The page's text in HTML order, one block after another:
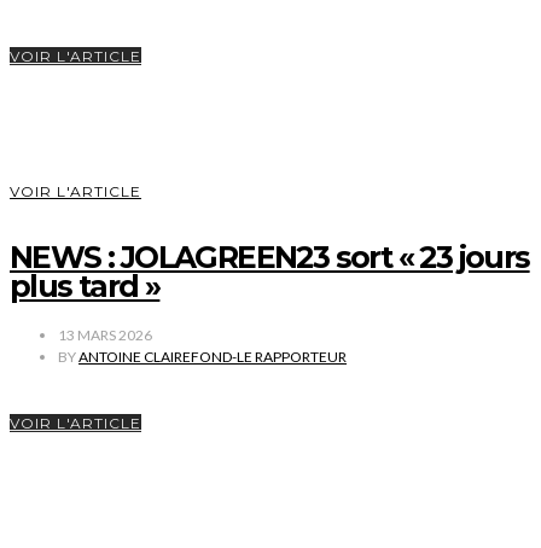
VOIR L'ARTICLE
VOIR L'ARTICLE
NEWS : JOLAGREEN23 sort « 23 jours
plus tard »
13 MARS 2026
BYANTOINE CLAIREFOND-LE RAPPORTEUR
VOIR L'ARTICLE